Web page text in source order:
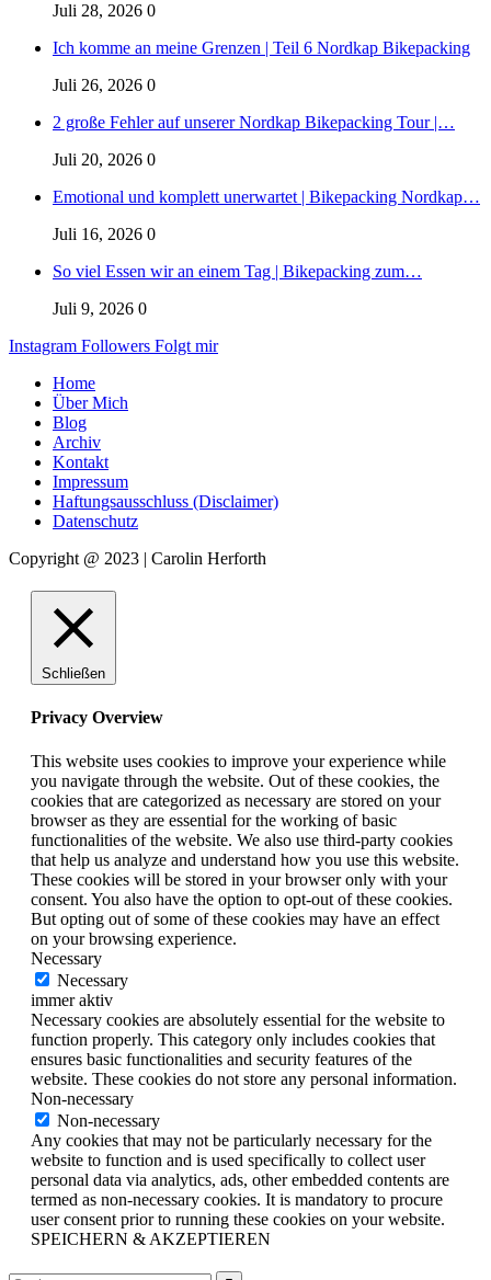
Juli 28, 2026 0
Ich komme an meine Grenzen | Teil 6 Nordkap Bikepacking
Juli 26, 2026 0
2 große Fehler auf unserer Nordkap Bikepacking Tour |…
Juli 20, 2026 0
Emotional und komplett unerwartet | Bikepacking Nordkap…
Juli 16, 2026 0
So viel Essen wir an einem Tag | Bikepacking zum…
Juli 9, 2026 0
Instagram Followers Folgt mir
Home
Über Mich
Blog
Archiv
Kontakt
Impressum
Haftungsausschluss (Disclaimer)
Datenschutz
Copyright @ 2023 | Carolin Herforth
Schließen
Privacy Overview
This website uses cookies to improve your experience while
you navigate through the website. Out of these cookies, the
cookies that are categorized as necessary are stored on your
browser as they are essential for the working of basic
functionalities of the website. We also use third-party cookies
that help us analyze and understand how you use this website.
These cookies will be stored in your browser only with your
consent. You also have the option to opt-out of these cookies.
But opting out of some of these cookies may have an effect
on your browsing experience.
Necessary
Necessary
immer aktiv
Necessary cookies are absolutely essential for the website to
function properly. This category only includes cookies that
ensures basic functionalities and security features of the
website. These cookies do not store any personal information.
Non-necessary
Non-necessary
Any cookies that may not be particularly necessary for the
website to function and is used specifically to collect user
personal data via analytics, ads, other embedded contents are
termed as non-necessary cookies. It is mandatory to procure
user consent prior to running these cookies on your website.
SPEICHERN & AKZEPTIEREN